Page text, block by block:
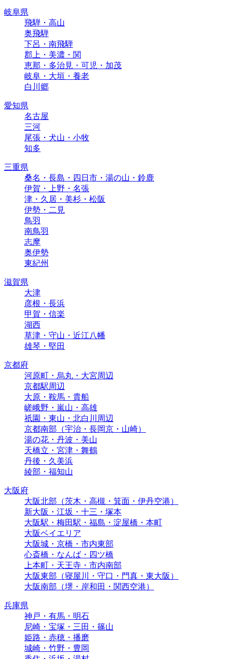
岐阜県
飛騨・高山
奥飛騨
下呂・南飛騨
郡上・美濃・関
恵那・多治見・可児・加茂
岐阜・大垣・養老
白川郷
愛知県
名古屋
三河
尾張・犬山・小牧
知多
三重県
桑名・長島・四日市・湯の山・鈴鹿
伊賀・上野・名張
津・久居・美杉・松阪
伊勢・二見
鳥羽
南鳥羽
志摩
奥伊勢
東紀州
滋賀県
大津
彦根・長浜
甲賀・信楽
湖西
草津・守山・近江八幡
雄琴・堅田
京都府
河原町・烏丸・大宮周辺
京都駅周辺
大原・鞍馬・貴船
嵯峨野・嵐山・高雄
祇園・東山・北白川周辺
京都南部（宇治・長岡京・山崎）
湯の花・丹波・美山
天橋立・宮津・舞鶴
丹後・久美浜
綾部・福知山
大阪府
大阪北部（茨木・高槻・箕面・伊丹空港）
新大阪・江坂・十三・塚本
大阪駅・梅田駅・福島・淀屋橋・本町
大阪ベイエリア
大阪城・京橋・市内東部
心斎橋・なんば・四ツ橋
上本町・天王寺・市内南部
大阪東部（寝屋川・守口・門真・東大阪）
大阪南部（堺・岸和田・関西空港）
兵庫県
神戸・有馬・明石
尼崎・宝塚・三田・篠山
姫路・赤穂・播磨
城崎・竹野・豊岡